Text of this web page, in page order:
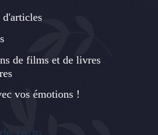
de films et de livres
vos émotions !